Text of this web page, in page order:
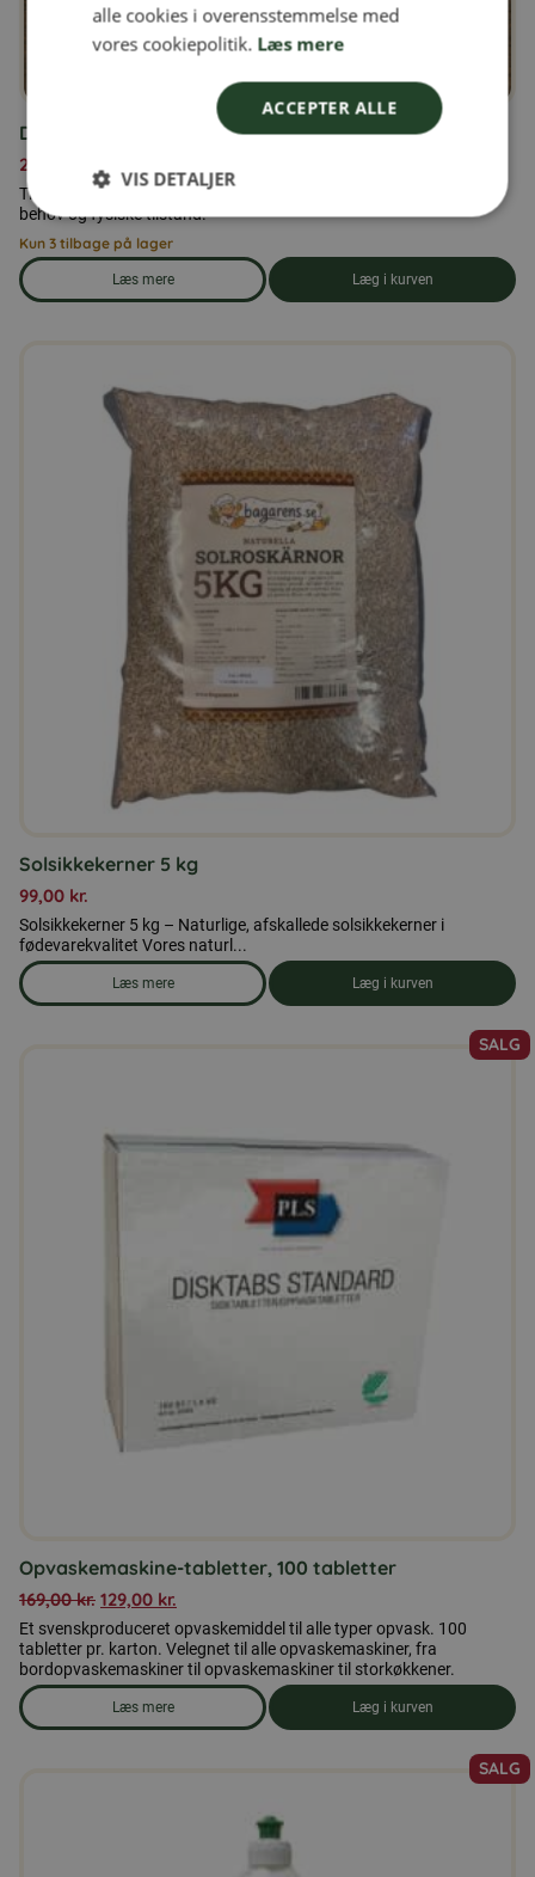
Duerfoder 25 kg
279,00
Tilskudsfoder til duer, tilsat vitaminer og mineraler efter dyrets
behov og fysiske tilstand.
Kun 3 tilbage på lager
Læs mere
om produkten Duerfoder 25 kg
Læg i kurven
Solsikkekerner 5 kg
99,00 kr.
Solsikkekerner 5 kg – Naturlige, afskallede solsikkekerner i
fødevarekvalitet Vores naturl...
Læs mere
om produkten Solsikkekerner 5 kg
Læg i kurven
SALG
Opvaskemaskine-tabletter, 100 tabletter
169,00kr. 129,00 kr.
Et svenskproduceret opvaskemiddel til alle typer opvask. 100
tabletter pr. karton. Velegnet til alle opvaskemaskiner, fra
bordopvaskemaskiner til opvaskemaskiner til storkøkkener.
Læs mere
om produkten Opvaskemaskine-tabletter, 100 tabletter
Læg i kurven
SALG
NORWEGIAN
alle cookies i overensstemmelse med
vores cookiepolitik. Læs mere
ACCEPTER ALLE
VIS DETALJER